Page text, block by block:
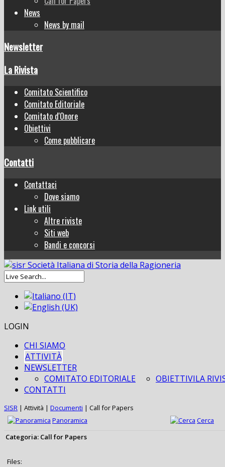
News
News by mail
Newsletter
La Rivista
Comitato Scientifico
Comitato Editoriale
Comitato d'Onore
Obiettivi
Come pubblicare
Contatti
Contattaci
Dove siamo
Link utili
Altre riviste
Siti web
Bandi e concorsi
LOGIN
CHI SIAMO
ATTIVITÀ
NEWSLETTER
LA
COMITATO EDITORIALE
OBIETTIVI
CONTATTI
SISR | Attività | Documenti | Call for Papers
Panoramica
Cerca
Categoria: Call for Papers
Files: